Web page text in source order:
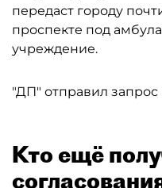
передаст городу
проспекте под
учреждение.
"ДП" отправил запрос
Кто ещё